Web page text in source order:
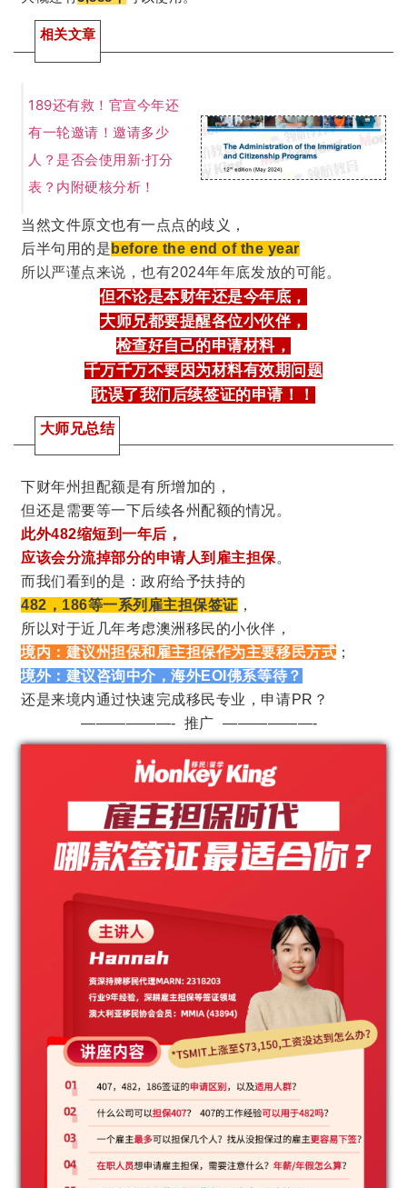
相关文章
189还有救！官宣今年还
有一轮邀请！邀请多少
人？是否会使用新·打分
表？内附硬核分析！
当然文件原文也有一点点的歧义，
后半句用的是 before the end of the year
所以严谨点来说，也有2024年年底发放的可能。
但不论是本财年还是今年底，
大师兄都要提醒各位小伙伴，
检查好自己的申请材料，
千万千万不要因为材料有效期问题
耽误了我们后续签证的申请！！
大师兄总结
下财年州担配额是有所增加的，
但还是需要等一下后续各州配额的情况。
此外482缩短到一年后，
应该会分流掉部分的申请人到雇主担保。
而我们看到的是：政府给予扶持的
482，186等一系列雇主担保签证 ，
所以对于近几年考虑澳洲移民的小伙伴，
境内：建议州担保和雇主担保作为主要移民方式 ；
境外：建议咨询中介，海外EOI佛系等待？
还是来境内通过快速完成移民专业，申请PR？
——————- 推广 ——————-